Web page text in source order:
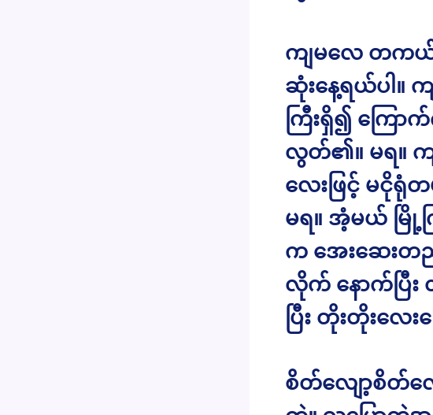
ကျမလေ တကယ်ပ
ဆုံးနေ့ရယ်ပါ။
ကြီးရှိ၍ ကြေ
လွတ်၏။ မရ။
လေးဖြင့် မငိုရုံ
မရ။ အံ့မယ် မြို့က
က အေးဆေးတည်
လိုက် နောက်ပြီ
ပြီး တိုးတိုးလေး
စိတ်လျော့စိတ်လ